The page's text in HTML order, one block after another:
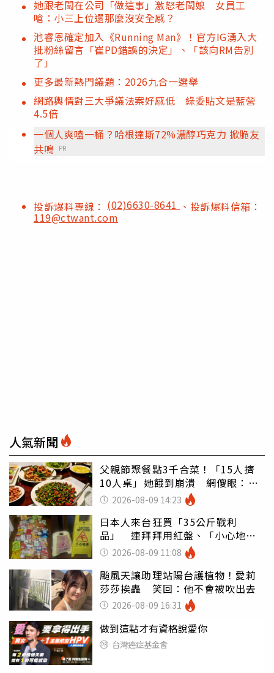
她跟老闆在公司「做這事」激怒老闆娘 女員工
嗆：小三上位還那麼沒安全感？
池睿恩確定加入《Running Man》！官方IG湧入大
批粉絲留言「崔PD錯誤的決定」、「該向RM告別
了」
更多最新熱門議題：2026九合一選舉
網路輿情對三大爭議法案好感低 綠委貼文是藍營
4.5倍
一個人爽嗑一桶？哈根達斯72%濃醇巧克力 掀脆友
共鳴 PR
投訴爆料專線： (02)6630-8641 、投訴爆料信箱：
119@ctwant.com
人氣新聞
父親節聚餐點3千合菜！「15人擠
10人桌」她餓到崩潰 網傻眼：讓
店家看笑話
2026-08-09 14:23
日本人來台狂買「35公斤戰利
品」 連拜拜用紅盤、「小心地
滑」告示牌也帶回家
2026-08-09 11:08
颱風天讓助理站陽台護植物！愛莉
莎莎挨轟 笑回：他不會被吹出去
2026-08-09 16:31
做到這點才有資格說愛你
台灣癌症基金會